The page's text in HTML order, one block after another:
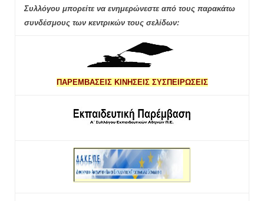
Συλλόγου μπορείτε να ενημερώνεστε από τους παρακάτω
συνδέσμους των κεντρικών τους σελίδων:
ΠΑΡΕΜΒΑΣΕΙΣ ΚΙΝΗΣΕΙΣ ΣΥΣΠΕΙΡΩΣΕΙΣ